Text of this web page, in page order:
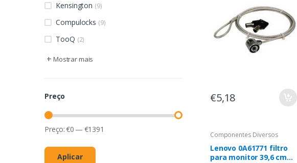
Kensington (9)
Compulocks (9)
TooQ (2)
+ Mostrar mais
Preço
Preço:€0 — €1391
Aplicar
monitores.
€5,18
Componentes Diversos
Lenovo 0A61771 filtro
para monitor 39,6 cm